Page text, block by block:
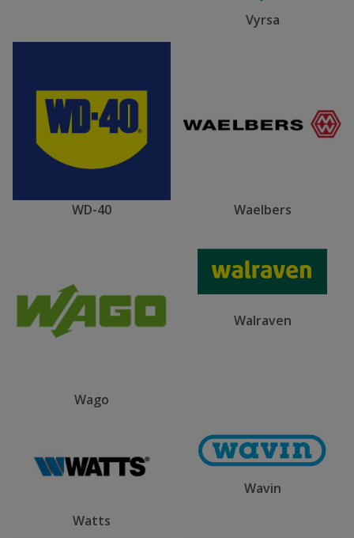
Vyrsa
WD-40 Waelbers
Wago
Walraven
Watts
Wavin